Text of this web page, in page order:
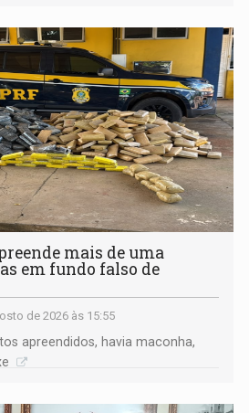
mais de uma
em fundo falso de
de 2026 às 15:55
apreendidos, havia maconha,